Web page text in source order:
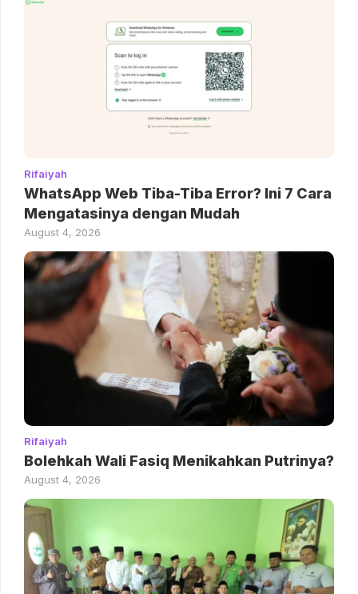
Rifaiyah
WhatsApp Web Tiba-Tiba Error? Ini 7 Cara
Mengatasinya dengan Mudah
August 4, 2026
Rifaiyah
Bolehkah Wali Fasiq Menikahkan Putrinya?
August 4, 2026